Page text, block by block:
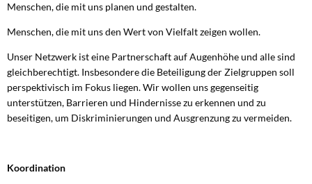
Menschen, die mit uns planen und gestalten.
Menschen, die mit uns den Wert von Vielfalt zeigen wollen.
Unser Netzwerk ist eine Partnerschaft auf Augenhöhe und alle sind
gleichberechtigt. Insbesondere die Beteiligung der Zielgruppen soll
perspektivisch im Fokus liegen. Wir wollen uns gegenseitig
unterstützen, Barrieren und Hindernisse zu erkennen und zu
beseitigen, um Diskriminierungen und Ausgrenzung zu vermeiden.
Koordination